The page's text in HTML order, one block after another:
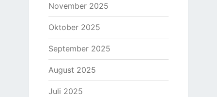
November 2025
Oktober 2025
September 2025
August 2025
Juli 2025